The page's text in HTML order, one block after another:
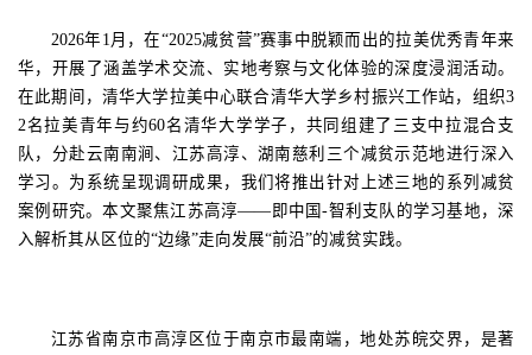
2026年 1 月，在“2025减贫营”赛事中脱颖而出的拉美优秀青年来
华，开展了涵盖学术交流、实地考察与文化体验的深度浸润活动。
在此期间，清华大学拉美中心联合清华大学乡村振兴工作站，组织3
2名拉美青年与约60名清华大学学子，共同组建了三支中拉混合支
队，分赴云南南涧、江苏高淳、湖南慈利三个减贫示范地进行深入
学习。为系统呈现调研成果，我们将推出针对上述三地的系列减贫
案例研究。本文聚焦江苏高淳——即中国-智利支队的学习基地，深
入解析其从区位的“边缘”走向发展“前沿”的减贫实践。
江苏省南京市高淳区位于南京市最南端，地处苏皖交界，是著